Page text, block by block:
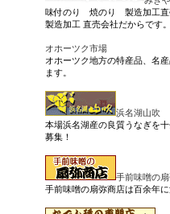
味付のり 焼のり 製造加工直
製造加工 直売会社だからです
オホーツク市場
オホーツク地方の特産品、名
ます。
浜名湖山吹
本場浜名湖産の良質うなぎを
募集！
手前味噌の
手前味噌の扇弥商店は百余年